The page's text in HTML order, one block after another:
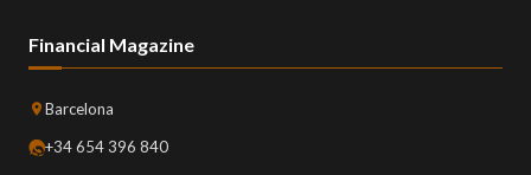
Financial Magazine
Barcelona
+34 654 396 840